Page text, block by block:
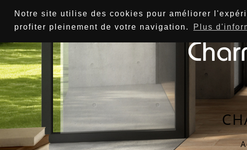
Notre site utilise des cookies pour améliorer
profiter pleinement de votre navigation.
Plus